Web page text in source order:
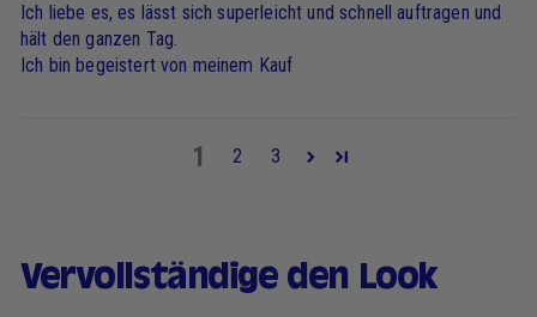
Ich liebe es, es lässt sich superleicht und schnell auftragen und
hält den ganzen Tag.
Ich bin begeistert von meinem Kauf
1 2 3
Vervollständige den Look